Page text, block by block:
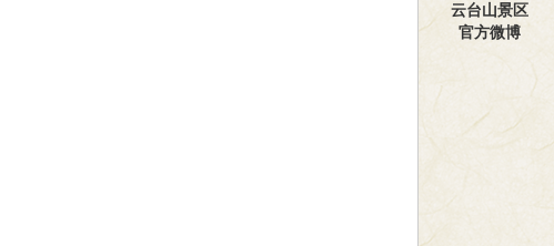
云台山景区
官方微博